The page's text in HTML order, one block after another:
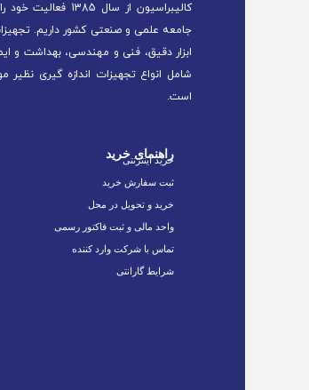
کالیبراسیون
جامعه علمی و صنعتی کشور داریم.
ابزار دقیق، فنی و مهندسی، بهداشت و
شامل انواع تجهیزات اندازه گیری نظیر
است.
راهنمای خرید
خرید اینترنتی
ثبت سفارش خرید
خرید و تحویل در محل
واحد مالی و ثبت فاکتور رسمی
تماس با شرکت وارد کننده
شرایط گارانتی